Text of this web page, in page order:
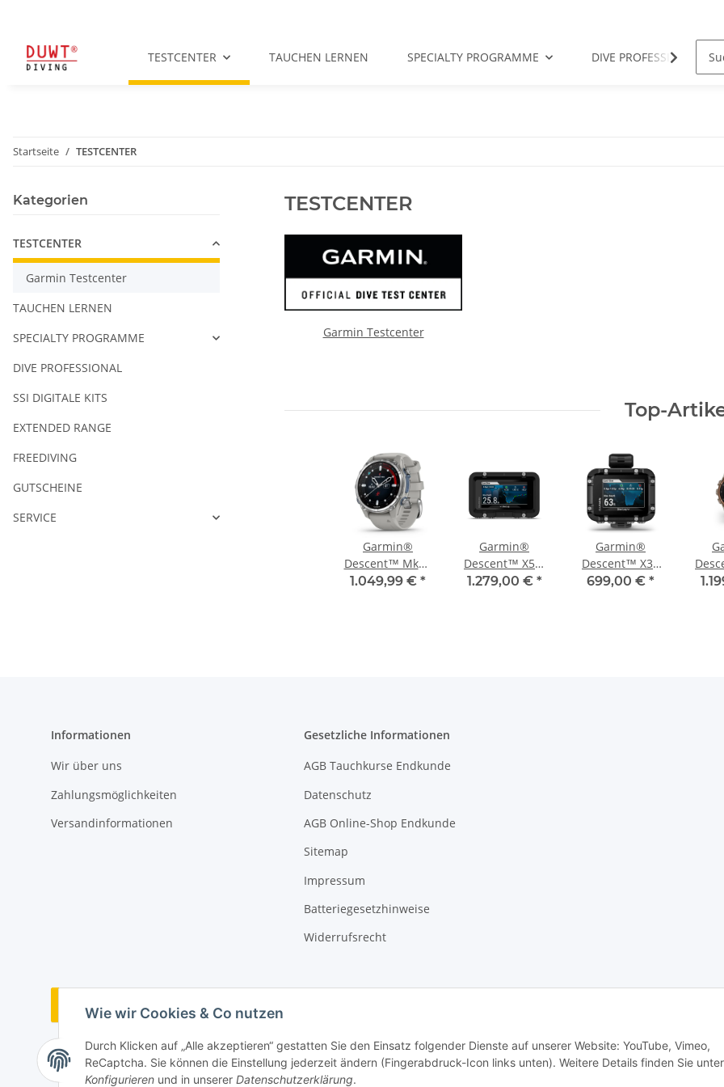
Wie wir Cookies & Co nutzen
Durch Klicken auf „Alle akzeptieren“ gestatten Sie den Einsatz folgender Dienste auf unserer Website: YouTube, Vimeo,
ReCaptcha. Sie können die Einstellung jederzeit ändern (Fingerabdruck-Icon links unten). Weitere Details finden Sie unter
Konfigurieren und in unserer Datenschutzerklärung.
TESTCENTER TAUCHEN LERNEN SPECIALTY PROGRAMME DIVE PROFESSIONAL
Startseite TESTCENTER
TESTCENTER
Garmin Testcenter
Top-
Garmin®
Descent™ Mk3 -
43mm, Edelstahl
1.049,99 € *
Garmin®
Descent™ X50i
PREMIUM
1.279,00 € *
Garmin®
Descent™ X30
Tauchcomputer
699,00 € *
–
Kategorien
TESTCENTER
Garmin Testcenter
TAUCHEN LERNEN
SPECIALTY PROGRAMME
DIVE PROFESSIONAL
SSI DIGITALE KITS
EXTENDED RANGE
FREEDIVING
GUTSCHEINE
SERVICE
Informationen
Wir über uns
Zahlungsmöglichkeiten
Versandinformationen
Gesetzliche Informationen
AGB Tauchkurse Endkunde
Datenschutz
AGB Online-Shop Endkunde
Sitemap
Impressum
Batteriegesetzhinweise
Widerrufsrecht
Vertrag widerrufen